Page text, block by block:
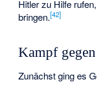
Hitler zu Hilfe
bringen.[42]
Kampf
Zunächst ging es